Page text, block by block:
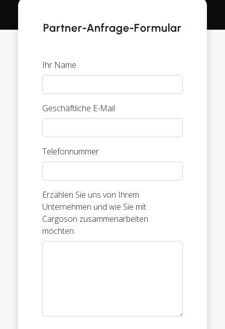
Partner-Anfrage-Formular
Ihr Name
Geschäftliche E-Mail
Telefonnummer
Erzählen Sie uns von Ihrem
Unternehmen und wie Sie mit
Cargoson zusammenarbeiten
möchten.